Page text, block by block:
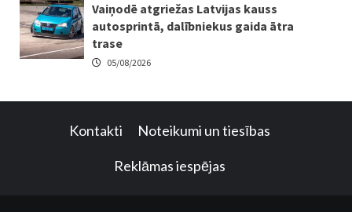
Vaiņodē atgriežas Latvijas kauss
autosprintā, dalībniekus gaida ātra
trase
05/08/2026
Kontakti Noteikumi un tiesības
Reklāmas iespējas